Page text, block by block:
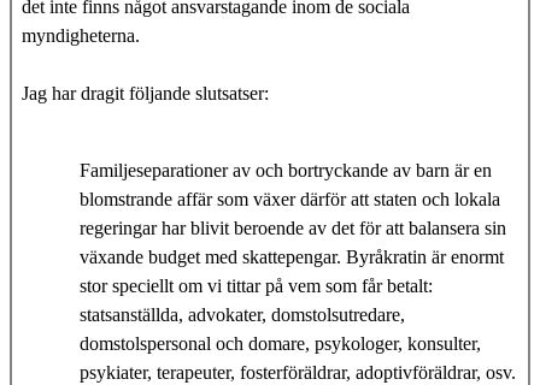
det inte finns något ansvarstagande inom de sociala
myndigheterna.
Jag har dragit följande slutsatser:
Familjeseparationer av och bortryckande av barn är en
blomstrande affär som växer därför att staten och lokala
regeringar har blivit beroende av det för att balansera sin
växande budget med skattepengar. Byråkratin är enormt
stor speciellt om vi tittar på vem som får betalt:
statsanställda, advokater, domstolsutredare,
domstolspersonal och domare, psykologer, konsulter,
psykiater, terapeuter, fosterföräldrar, adoptivföräldrar, osv.